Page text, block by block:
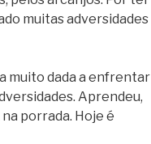
muitas adversidades
muito dada a enfrentar
Aprendeu,
porrada. Hoje é